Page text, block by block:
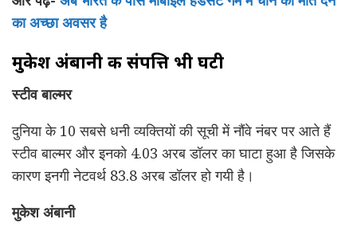
का अच्छा अवसर है
मुकेश अंबानी की संपत्ति भी घटी
स्टीव बाल्मर
दुनिया के 10 सबसे धनी व्यक्तियों की सूची में नौंवे नंबर पर आते हैं
स्टीव बाल्मर और इनको 4.03 अरब डॉलर का घाटा हुआ है जिसके
कारण इनगी नेटवर्थ 83.8 अरब डॉलर हो गयी है।
मुकेश अंबानी